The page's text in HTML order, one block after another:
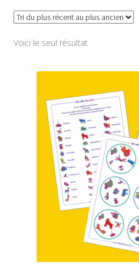
Voici le seul résultat